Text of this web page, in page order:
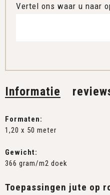
Informatie
Formaten:
1,20 x 50 meter
Gewicht:
366 gram/m2 doek
Toepassingen jute op
Vertel ons waar u naar